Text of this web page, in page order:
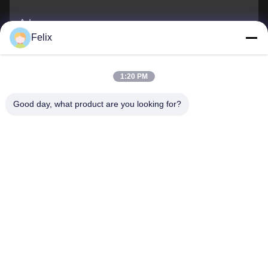
Adınız
E-posta
Felix
1:20 PM
Good day, what product are you looking for?